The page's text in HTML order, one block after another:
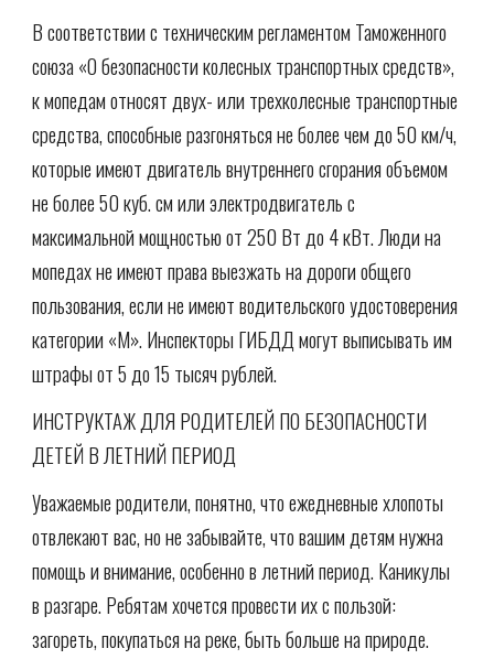
В соответствии с техническим регламентом Таможенного
союза «О безопасности колесных транспортных средств»,
к мопедам относят двух- или трехколесные транспортные
средства, способные разгоняться не более чем до 50 км/ч,
которые имеют двигатель внутреннего сгорания объемом
не более 50 куб. см или электродвигатель с
максимальной мощностью от 250 Вт до 4 кВт. Люди на
мопедах не имеют права выезжать на дороги общего
пользования, если не имеют водительского удостоверения
категории «М». Инспекторы ГИБДД могут выписывать им
штрафы от 5 до 15 тысяч рублей.
ИНСТРУКТАЖ ДЛЯ РОДИТЕЛЕЙ ПО БЕЗОПАСНОСТИ
ДЕТЕЙ В ЛЕТНИЙ ПЕРИОД
Уважаемые родители, понятно, что ежедневные хлопоты
отвлекают вас, но не забывайте, что вашим детям нужна
помощь и внимание, особенно в летний период. Каникулы
в разгаре. Ребятам хочется провести их с пользой:
загореть, покупаться на реке, быть больше на природе.